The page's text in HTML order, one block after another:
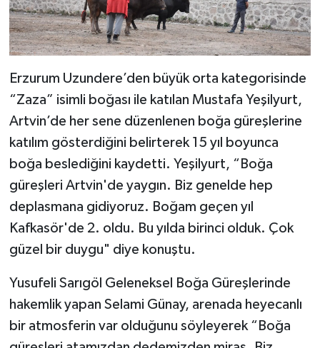
Erzurum Uzundere’den büyük orta kategorisinde
“Zaza” isimli boğası ile katılan Mustafa Yeşilyurt,
Artvin’de her sene düzenlenen boğa güreşlerine
katılım gösterdiğini belirterek 15 yıl boyunca
boğa beslediğini kaydetti. Yeşilyurt, “Boğa
güreşleri Artvin'de yaygın. Biz genelde hep
deplasmana gidiyoruz. Boğam geçen yıl
Kafkasör'de 2. oldu. Bu yılda birinci olduk. Çok
güzel bir duygu" diye konuştu.
Yusufeli Sarıgöl Geleneksel Boğa Güreşlerinde
hakemlik yapan Selami Günay, arenada heyecanlı
bir atmosferin var olduğunu söyleyerek “Boğa